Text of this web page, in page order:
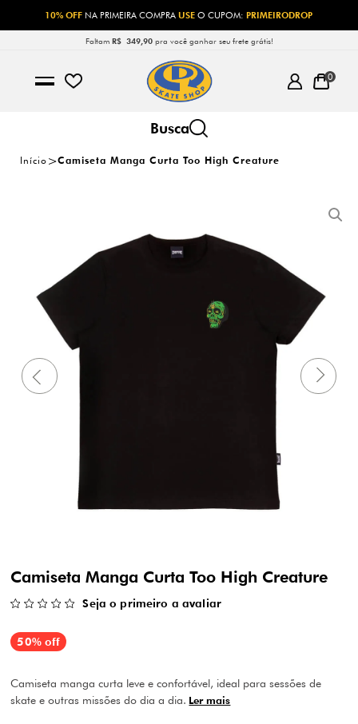
10% OFF NA PRIMEIRA COMPRAUSEO CUPOM:PRIMEIRODROP
Faltam R$ 349,90pra você ganhar seu frete grátis!
0
Início Camiseta Manga Curta Too High Creature
Camiseta Manga Curta Too High Creature
Seja o primeiro a avaliar
50% off
Camiseta manga curta leve e confortável, ideal para sessões de
skate e outras missões do dia a dia. Ler mais